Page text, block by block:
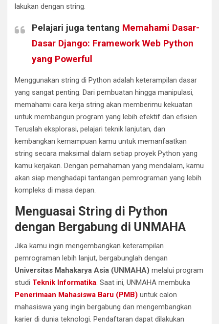
lakukan dengan string.
Pelajari juga tentang Memahami Dasar-
Dasar Django: Framework Web Python
yang Powerful
Menggunakan string di Python adalah keterampilan dasar
yang sangat penting. Dari pembuatan hingga manipulasi,
memahami cara kerja string akan memberimu kekuatan
untuk membangun program yang lebih efektif dan efisien.
Teruslah eksplorasi, pelajari teknik lanjutan, dan
kembangkan kemampuan kamu untuk memanfaatkan
string secara maksimal dalam setiap proyek Python yang
kamu kerjakan. Dengan pemahaman yang mendalam, kamu
akan siap menghadapi tantangan pemrograman yang lebih
kompleks di masa depan.
Menguasai String di Python
dengan Bergabung di UNMAHA
Jika kamu ingin mengembangkan keterampilan
pemrograman lebih lanjut, bergabunglah dengan
Universitas Mahakarya Asia (UNMAHA) melalui program
studi Teknik Informatika. Saat ini, UNMAHA membuka
Penerimaan Mahasiswa Baru (PMB) untuk calon
mahasiswa yang ingin bergabung dan mengembangkan
karier di dunia teknologi. Pendaftaran dapat dilakukan